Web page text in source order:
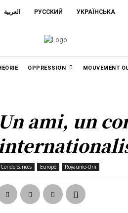
العربية РУССКИЙ УКРАЇНСЬКА
OPPRESSION MOUVEMENT
Un ami, un
Condoléances Europe Royaume-Uni